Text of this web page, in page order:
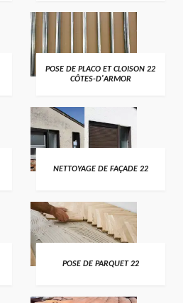
POSE DE PLACO ET CLOISON 22
CÔTES-D'ARMOR
NETTOYAGE DE FAÇADE 22
POSE DE PARQUET 22